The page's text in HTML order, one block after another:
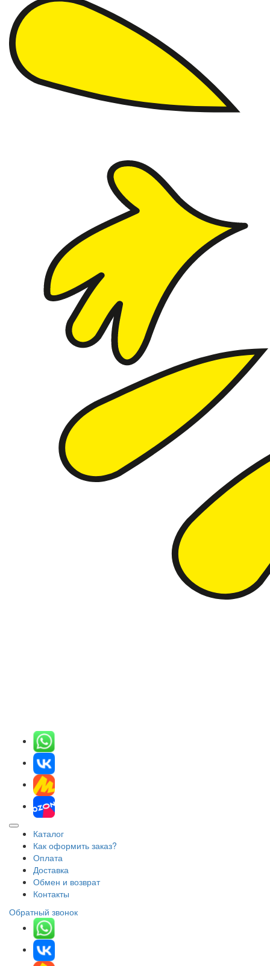
Каталог
Как оформить заказ?
Оплата
Доставка
Обмен и возврат
Контакты
Обратный звонок